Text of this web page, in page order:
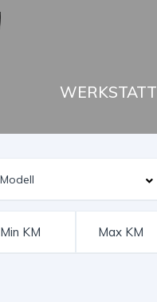
WERKSTATT